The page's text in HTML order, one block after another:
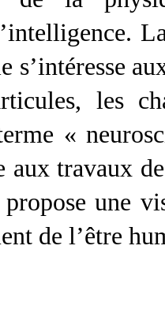
s’intéresse
les
«
aux travaux
une
de l’être